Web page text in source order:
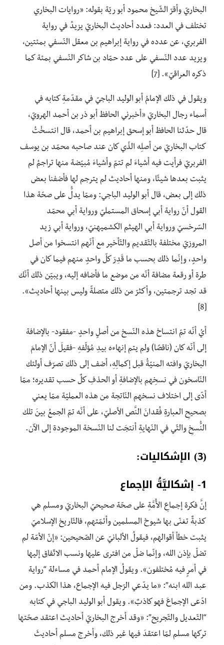
البخاريّ وأقرّ الشّيخ محمود أبو ريّة بقوله: «روايات البخاري
تختلف في العدد: فعدد أحاديث البخاريّ يزيدُ في رواية
الفربري، عن عدده في رواية إبراهيم بن معقل النّسفي بمئتين،
ويزيد عدد النّسفي على عدد حمّاد بن شاكر النّسفي بمئة كما
ذكره العراقيّ». [7]
ويقول في ذلك الإمامُ أبو الوليد الباجيّ في مقدّمةِ كتابه في
أسماء رجال البخاريّ «أخبرني الحافظ أبو ذر بن أحمد الهرويّ،
قال حدّثنا الحافظ أبو إسحق إبراهيم بن أحمد، قال انتسخْتُ
كتاب البخاريّ من أصلِه الذّي كان عند صاحبه محمّد بن يوسف
الفربريّ فرأيت فيه أشياءَ لم تتمّ وأشياءَ مُبيّضة منها تراجمُ لم
يثبت بعدها شيئًا، ومنها أحاديث لم يترجم لها فأضفنا بعض
ذلك إلى بعض، قال أبو الوليد الباجي: وممّا يدلُّ على صحّة هذا
القول أنّ رواية أبي إسحاق المستمليّ ورواية أبي محمّد
السّرخسيّ ورواية أبي الهيثم الكشميهنيّ، ورواية أبي زيد
المروزيّ مختلفة بالتّقديم والتّأخير مع أنّهم انتسخوا من أصل
واحدٍ، وإنّما ذلك بحسب ما قَدِرَ كلّ واحدٍ منهم فيما كان في
طرة أو رقعة مضافة أنّه من موضع ما فأضافه إليه، ويبيّن ذلك أنّك
قد تجد ترجمتين، وأكثرّ من ذلك متصلةً وليس بينها أحاديث».
[8]
أيْ أنّه تمّ انتساخ هذه النّسخ من أصلٍ واحدٍ -مفقود- بالإضافة
إلى أنّه كان (ناقصًا) ولم يتم إنهاءه بيدِ مُؤلّفهِ -فقيلَ أنّ الإمامَ
البخاريّ وافته المنيّةُ قبل إكمالِهِ، أضف إلى ذلك تصرّف أولئك
النّاسخون في نسخِهم بالإضافةِ أو الحذفِ كلٌ حسب تقديره؛ ممّا
أدّى إلى اختلاف نسخهم النّاتجة من هذه العمليّة ممّا يعني
بصحيحِ العبارةِ فُقدانَ النَّص الأصليّ، على أنّه تمّ الجمعُ بينَ تلك
النُّسخِ والتّي في النّهايةِ أنتجَت لنا النّسخة الموجودة إلى الآن.
(3) الإشكاليات:
1- إشكاليَّةُ الإجماع
إنَّ فكرة إجماعِ الأُمَّةِ على صحّة صحيحيّ البخاريّ ومسلم هي
كذبةٌ تغنّى بها شيوخ المسلمين وأئمّتهم، فالتّاريخ الإسلاميّ
يثبت خطأ أقوالهم، فيقولُ الألبانيّ عن الصّحيحين: «إنّ الأمّة لم
تضلّ بإذن الله، وإنّما ضلّ من افترى عليها ونسب الاتّفاق إليها
في أمرٍ فيه مُختلفون». ويقولُ الإمام أحمد في مساءلة “رواية
عبد الله ابنه”: «ما يدّعي الرّجل فيه الإجماع، هذا الكذب. ومن
ادّعى الإجماعَ فهو كاذبٌ». ويقول أبو الوليد الباجي في كتابه
“التّعديل والتّجريح”: «وقد أخرج البخاريّ أحاديث اعتقد صحّتها
تركها مسلم لمّا اعتقدَ فيها غير ذلك، وأخرج مسلم أحاديثَ